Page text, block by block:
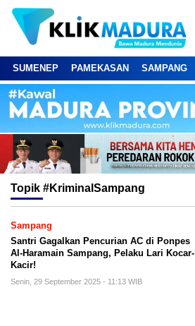
SUMENEP PAMEKASAN SAMPANG
Topik #KriminalSampang
Sampang
Santri Gagalkan Pencurian AC di Ponpes
Al-Haramain Sampang, Pelaku Lari Kocar-
Kacir!
Senin, 29 September 2025 - 11:13 WIB